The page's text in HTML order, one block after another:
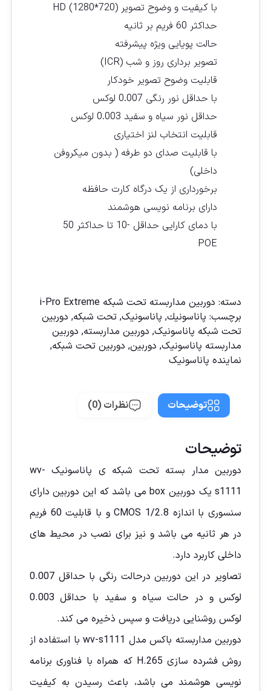
با کیفیت و وضوح تصویر (HD (1280*720
حداکثر 60 فریم بر ثانیه
حالت پویایی ویژه پیشرفته
تصویر برداری روز و شب (ICR)
قابلیت وضوح تصویر خودکار
با حداقل نور رنگی 0.007 لوکس
حداقل نور سیاه و سفید 0.003 لوکس
قابلیت انتخاب لنز اختیاری
با قابلیت صدای دو طرفه ( بدون میکروفن
داخلی)
برخورداری از یک درگاه کارت حافظه
دارای برنامه نویسی هوشمند
با دمای کارایی حداقل -10 تا حداکثر 50
POE
دسته: دوربين مداربسته تحت شبكه i-Pro Extreme
برچسب: پاناسونیك, پاناسونیک, تحت شبکه, دوربين
تحت شبكه پاناسونيک, دوربين مداربسته, دوربين
مداربسته پاناسونيک, دوربین, دوربین تحت شبكه,
نماينده پاناسونيک
توضیحات نظرات (0)
توضیحات
دوربین مدار بسته تحت شبکه ی پاناسونیک wv-
s1111 یک دوربین box می باشد که این دوربین دارای
سنسوری با اندازه CMOS 1/2.8 و با قابلیت 60 فریم
در هر ثانیه می باشد و نیز برای نصب در محیط های
داخلی کاربرد دارد.
تصاویر در این دوربین درحالت رنگی با حداقل 0.007
لوکس و در حالت سیاه و سفید با حداقل 0.003
لوکس روشنایی دریافت و سپس ذخیره می کند.
دوربین مداربسته باکس مدل wv-s1111 با استفاده از
روش فشرده سازی H.265 که همراه با فناوری برنامه
نویسی هوشمند می باشد، باعث رسیدن به کیفیت